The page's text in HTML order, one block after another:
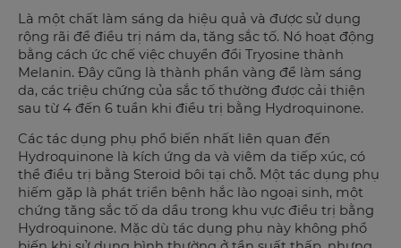
Là một chất làm sáng da hiệu quả và được sử dụng
rộng rãi để điều trị nám da, tăng sắc tố. Nó hoạt động
bằng cách ức chế việc chuyển đổi Tryosine thành
Melanin. Đây cũng là thành phần vàng để làm sáng
da, các triệu chứng của sắc tố thường được cải thiện
sau từ 4 đến 6 tuần khi điều trị bằng Hydroquinone.
Các tác dụng phụ phổ biến nhất liên quan đến
Hydroquinone là kích ứng da và viêm da tiếp xúc, có
thể điều trị bằng Steroid bôi tại chỗ. Một tác dụng phụ
hiếm gặp là phát triển bệnh hắc lào ngoại sinh, một
chứng tăng sắc tố da dầu trong khu vực điều trị bằng
Hydroquinone. Mặc dù tác dụng phụ này không phổ